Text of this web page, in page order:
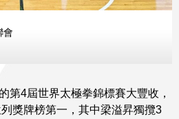
會
第4屆世界太極拳錦標賽大豐收，
獎牌榜第一，其中梁溢昇獨攬3